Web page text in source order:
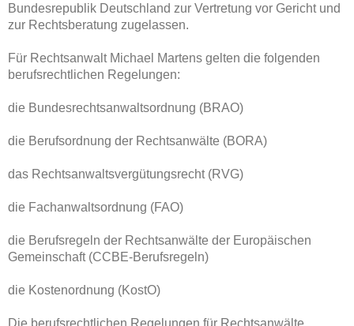
Bundesrepublik Deutschland zur Vertretung vor Gericht und
zur Rechtsberatung zugelassen.
Für Rechtsanwalt Michael Martens gelten die folgenden
berufsrechtlichen Regelungen:
die Bundesrechtsanwaltsordnung (BRAO)
die Berufsordnung der Rechtsanwälte (BORA)
das Rechtsanwaltsvergütungsrecht (RVG)
die Fachanwaltsordnung (FAO)
die Berufsregeln der Rechtsanwälte der Europäischen
Gemeinschaft (CCBE-Berufsregeln)
die Kostenordnung (KostO)